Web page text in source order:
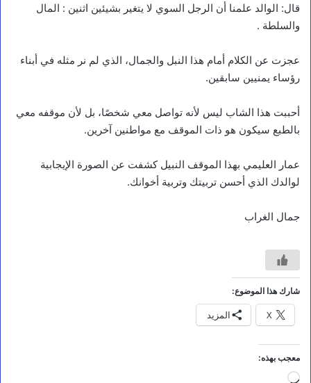
قال: الوالد علمنا أن الرجل السوي لا يتغير بشيئين اثنين : المال
والسلطة .
عجزت عن الكلام أمام هذا النبل والجمال، الذي لم نر مثله في أبناء
رؤساء يمنيين سابقين.
أحببت هذا الشاب ليس لأنه تواصل معي شخصًا، بل لأن موقفه معي
بالطبع سيكون هو ذات الموقف مع مواطنين آخرين.
عمار العليمي بهذا الموقف النبيل كشفت عن الصورة الإيجابية
لوالدك الذي أحسن تربيتك وتربية أخوانك.
جمال الغراب
شارك هذا الموضوع:
X المزيد
معجب بهذه:
جاري
أخبار محلية
ل
ق
ا
ي
ا
م
ط
ر
ي
:
د
م
ا